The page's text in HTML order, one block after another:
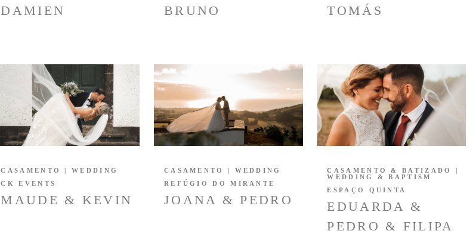
DAMIEN
BRUNO
TOMÁS
MAUDE & KEVIN
CASAMENTO | WEDDING
CK EVENTS
JOANA & PEDRO
CASAMENTO | WEDDING
REFÚGIO DO MIRANTE
EDUARDA &
PEDRO & FILIPA
CASAMENTO & BATIZADO |
WEDDING & BAPTISM
ESPAÇO QUINTA